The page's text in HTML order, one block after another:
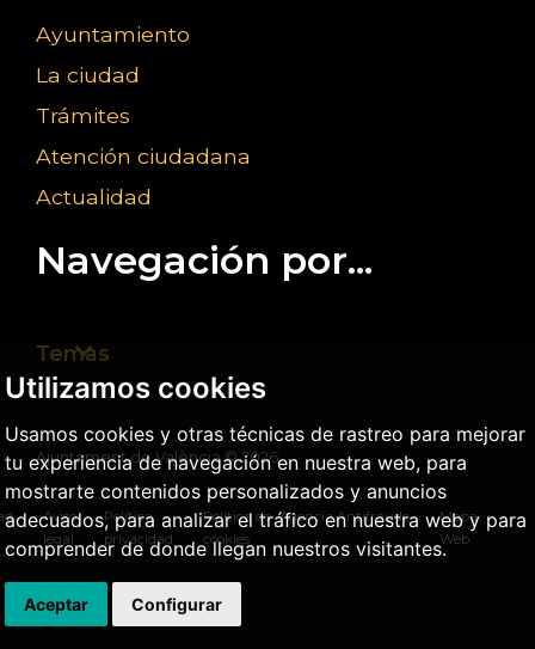
Utilizamos cookies
Usamos cookies y otras técnicas de rastreo para mejorar
tu experiencia de navegación en nuestra web, para
mostrarte contenidos personalizados y anuncios
adecuados, para analizar el tráfico en nuestra web y para
comprender de donde llegan nuestros visitantes.
Aceptar Configurar
Ayuntamiento
La ciudad
Trámites
Atención ciudadana
Actualidad
Navegación por...
Temas
Ajuntament de València ©2026
Aviso
legal
Política
privacidad
Política de
cookies
Agencia Antifraude
Mapa
Web